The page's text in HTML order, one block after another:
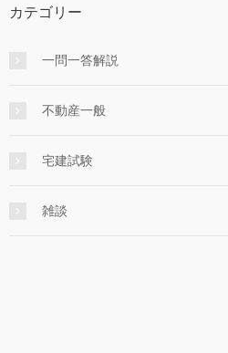
カテゴリー
一問一答解説
不動産一般
宅建試験
雑談